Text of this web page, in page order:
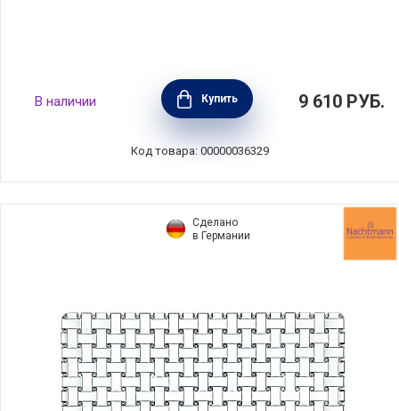
Блюдо Madeira 33,5x17,5 см, керамика, цвет
кремовый, Costa Nova, Португалия, BOR341-
CRM(BOR341-00422T)
В наличии Купить 9 610 РУБ.
Код товара: 00000036329
Сделано
в Германии